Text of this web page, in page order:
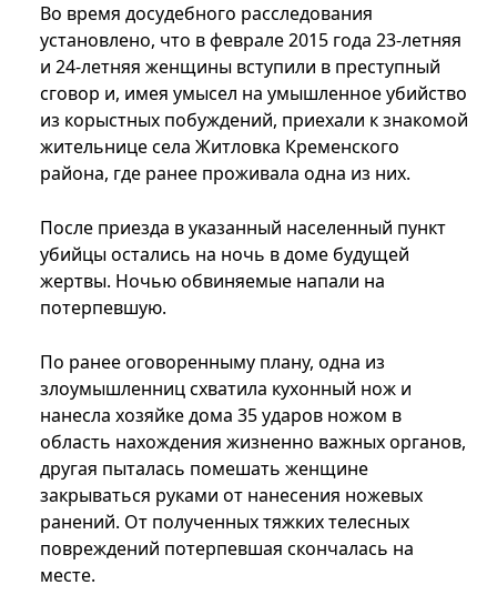
Во время досудебного расследования
установлено, что в феврале 2015 года 23-летняя
и 24-летняя женщины вступили в преступный
сговор и, имея умысел на умышленное убийство
из корыстных побуждений, приехали к знакомой
жительнице села Житловка Кременского
района, где ранее проживала одна из них.
После приезда в указанный населенный пункт
убийцы остались на ночь в доме будущей
жертвы. Ночью обвиняемые напали на
потерпевшую.
По ранее оговоренныму плану, одна из
злоумышленниц схватила кухонный нож и
нанесла хозяйке дома 35 ударов ножом в
область нахождения жизненно важных органов,
другая пыталась помешать женщине
закрываться руками от нанесения ножевых
ранений. От полученных тяжких телесных
повреждений потерпевшая скончалась на
месте.